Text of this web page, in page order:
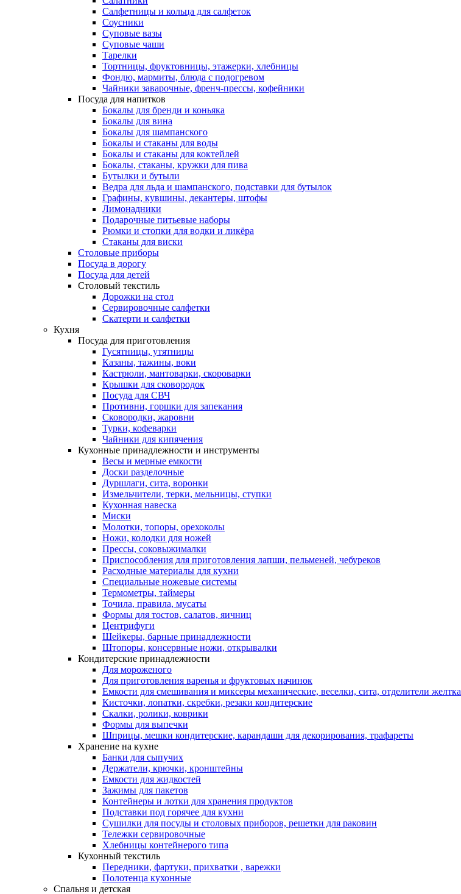
Салфетницы и кольца для салфеток
Соусники
Суповые вазы
Суповые чаши
Тарелки
Тортницы, фруктовницы, этажерки, хлебницы
Фондю, мармиты, блюда с подогревом
Чайники заварочные, френч-прессы, кофейники
Посуда для напитков
Бокалы для бренди и коньяка
Бокалы для вина
Бокалы для шампанского
Бокалы и стаканы для воды
Бокалы и стаканы для коктейлей
Бокалы, стаканы, кружки для пива
Бутылки и бутыли
Ведра для льда и шампанского, подставки для бутылок
Графины, кувшины, декантеры, штофы
Лимонадники
Подарочные питьевые наборы
Рюмки и стопки для водки и ликёра
Стаканы для виски
Столовые приборы
Посуда в дорогу
Посуда для детей
Столовый текстиль
Дорожки на стол
Сервировочные салфетки
Скатерти и салфетки
Кухня
Посуда для приготовления
Гусятницы, утятницы
Казаны, тажины, воки
Кастрюли, мантоварки, скороварки
Крышки для сковородок
Посуда для СВЧ
Противни, горшки для запекания
Сковородки, жаровни
Турки, кофеварки
Чайники для кипячения
Кухонные принадлежности и инструменты
Весы и мерные емкости
Доски разделочные
Дуршлаги, сита, воронки
Измельчители, терки, мельницы, ступки
Кухонная навеска
Миски
Молотки, топоры, орехоколы
Ножи, колодки для ножей
Прессы, соковыжималки
Приспособления для приготовления лапши, пельменей, чебуреков
Расходные материалы для кухни
Специальные ножевые системы
Термометры, таймеры
Точила, правила, мусаты
Формы для тостов, салатов, яичниц
Центрифуги
Шейкеры, барные принадлежности
Штопоры, консервные ножи, открывалки
Кондитерские принадлежности
Для мороженого
Для приготовления варенья и фруктовых начинок
Емкости для смешивания и миксеры механические, веселки, сита, отделители желтка
Кисточки, лопатки, скребки, резаки кондитерские
Скалки, ролики, коврики
Формы для выпечки
Шприцы, мешки кондитерские, карандаши для декорирования, трафареты
Хранение на кухне
Банки для сыпучих
Держатели, крючки, кронштейны
Емкости для жидкостей
Зажимы для пакетов
Контейнеры и лотки для хранения продуктов
Подставки под горячее для кухни
Сушилки для посуды и столовых приборов, решетки для раковин
Тележки сервировочные
Хлебницы контейнерого типа
Кухонный текстиль
Передники, фартуки, прихватки , варежки
Полотенца кухонные
Спальня и детская